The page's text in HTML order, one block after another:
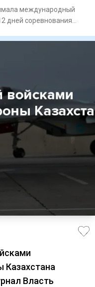
международный
дней соревнования
Казахстана
Власть